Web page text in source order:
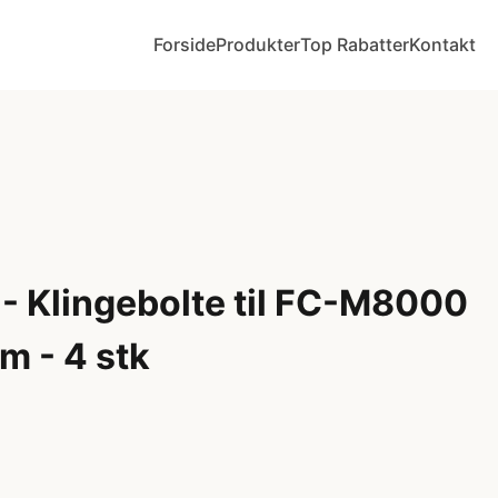
ForsideProdukterTop RabatterKontakt
Klingebolte til FC-M8000
- 4 stk